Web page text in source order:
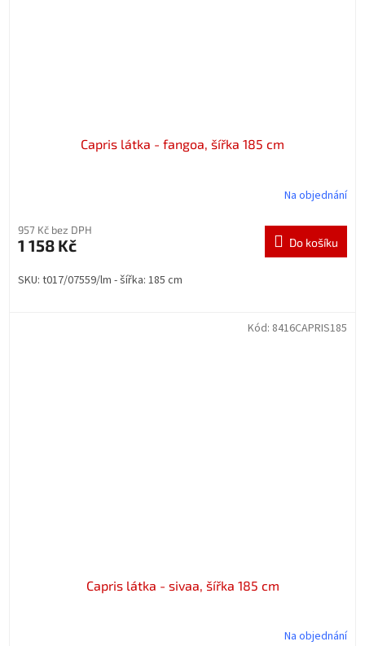
Capris látka - fangoa, šířka 185 cm
Na objednání
957 Kč bez DPH
1 158 Kč Do košíku
SKU: t017/07559/lm - šířka: 185 cm
Capris látka - sivaa, šířka 185 cm
Na objednání
Kód: 8416CAPRIS185